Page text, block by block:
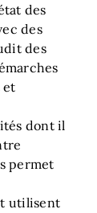
des
des
des
et
dont il
permet
utilisent